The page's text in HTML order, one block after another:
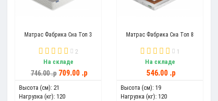
Матрас Фабрика Сна Топ 3
2
На складе
746.00 .p 709.00 .p
Высота (см): 21
Нагрузка (кг): 120
Матрас Фабрика Сна Топ 8
1
На складе
546.00 .p
Высота (см): 19
Нагрузка (кг): 120